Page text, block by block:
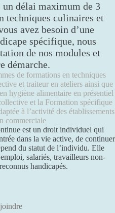
un délai maximum de 3
techniques culinaires et
avez besoin d’une
spécifique, nous
de nos modules et
démarche.
de formations en techniques
et traiteur en ateliers ainsi que
hygiène alimentaire en présentiel
et la Formation spécifique
à l’activité des établissements
commerciale
est un droit individuel qui
dans la vie active, de continuer
du statut de l’individu. Elle
salariés, travailleurs non-
handicapés.